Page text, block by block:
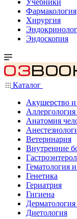
Учебники
Фармакология
Хирургия
Эндоскопия
Каталог
Акушерство и
Анатомия
Ветеринария
Внутренние
Гематология
Генетика
Гериатрия
Гигиена
Диетология